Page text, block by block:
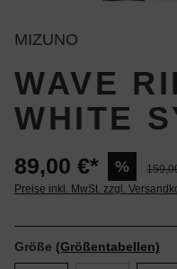
MIZUNO
WAVE
WHITE
89,00 €* %
Preise inkl. MwSt. zzgl.
Größe (Größentabellen)